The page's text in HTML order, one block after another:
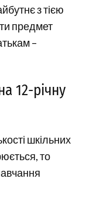
з тією
предмет
–
12-річну
шкільних
то